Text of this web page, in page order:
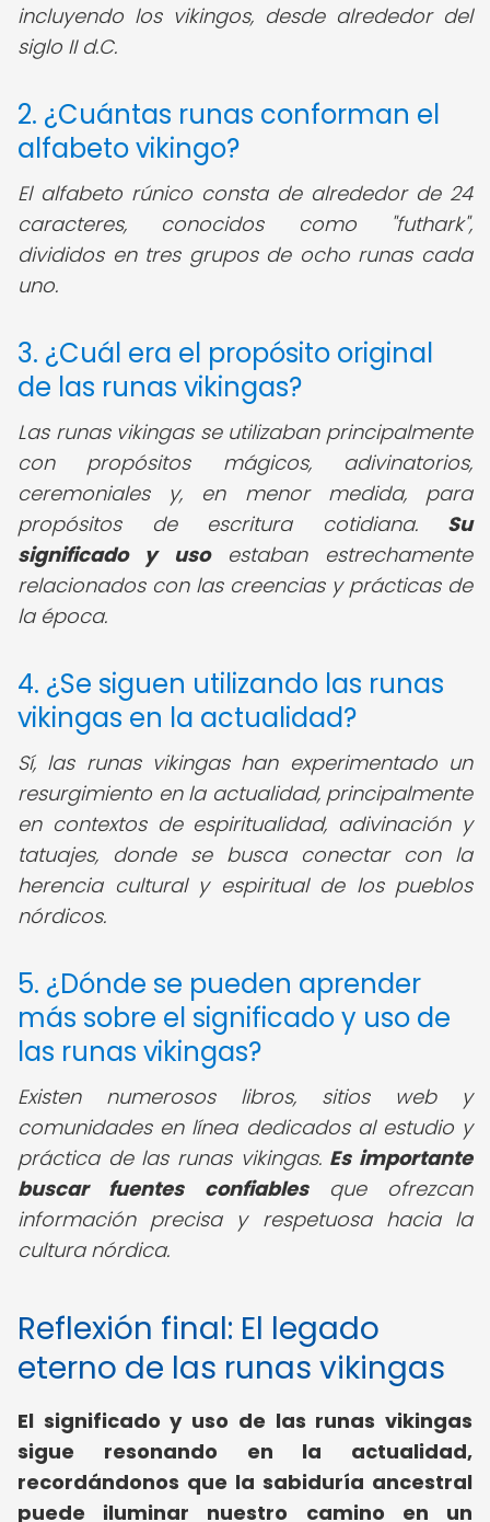
incluyendo los vikingos, desde alrededor del
siglo II d.C.
2. ¿Cuántas runas conforman el
alfabeto vikingo?
El alfabeto rúnico consta de alrededor de 24
caracteres, conocidos como "futhark",
divididos en tres grupos de ocho runas cada
uno.
3. ¿Cuál era el propósito original
de las runas vikingas?
Las runas vikingas se utilizaban principalmente
con propósitos mágicos, adivinatorios,
ceremoniales y, en menor medida, para
propósitos de escritura cotidiana. Su
significado y usoestaban estrechamente
relacionados con las creencias y prácticas de
la época.
4. ¿Se siguen utilizando las runas
vikingas en la actualidad?
Sí, las runas vikingas han experimentado un
resurgimiento en la actualidad, principalmente
en contextos de espiritualidad, adivinación y
tatuajes, donde se busca conectar con la
herencia cultural y espiritual de los pueblos
nórdicos.
5. ¿Dónde se pueden aprender
más sobre el significado y uso de
las runas vikingas?
Existen numerosos libros, sitios web y
comunidades en línea dedicados al estudio y
práctica de las runas vikingas. Es importante
buscar fuentes confiablesque ofrezcan
información precisa y respetuosa hacia la
cultura nórdica.
Reflexión final: El legado
eterno de las runas vikingas
El significado y uso de las runas vikingas
sigue resonando en la actualidad,
recordándonos que la sabiduría ancestral
puede iluminar nuestro camino en un